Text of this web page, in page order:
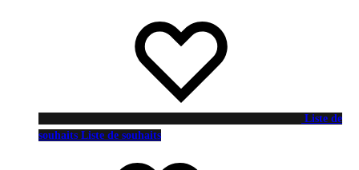
Liste de
souhaits Liste de souhaits